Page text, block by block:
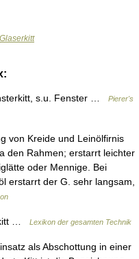
Glaserkitt
s.u. Fenster …
Pierer's
von Kreide und Leinölfirnis
den Rahmen; erstarrt leichter
oder Mennige. Bei
erstarrt der G. sehr langsam,
… Lexikon der gesamten Technik
als Abschottung in einer